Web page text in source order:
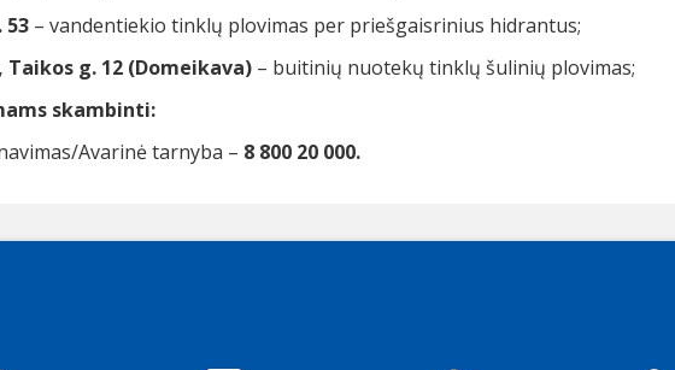
– vandentiekio tinklų plovimas per priešgaisrinius hidrantus;
Taikos g. 12 (Domeikava)– buitinių nuotekų tinklų šulinių plovimas;
skambinti:
Avarinė tarnyba – 8 800 20 000.